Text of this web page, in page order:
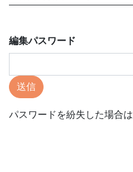
編集パスワード
送信
パスワードを紛失した場合は